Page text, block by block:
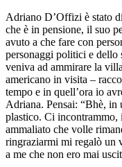
Adriano D’Offizi è stato
che è in pensione, il suo
avuto a che fare con
personaggi politici e dello
veniva ad ammirare la
americano in visita –
tempo e in quell’ora io
Adriana. Pensai: “Bhè, in
plastico. Ci incontrammo,
ammaliato che volle
ringraziarmi mi regalò un
a me che non ero mai